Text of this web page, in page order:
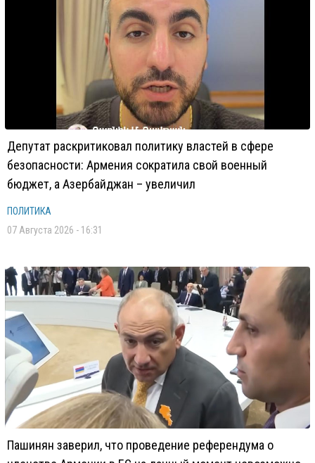
Депутат раскритиковал политику властей в сфере
безопасности: Армения сократила свой военный
бюджет, а Азербайджан – увеличил
ПОЛИТИКА
07 Августа 2026 - 16:31
Пашинян заверил, что проведение референдума о